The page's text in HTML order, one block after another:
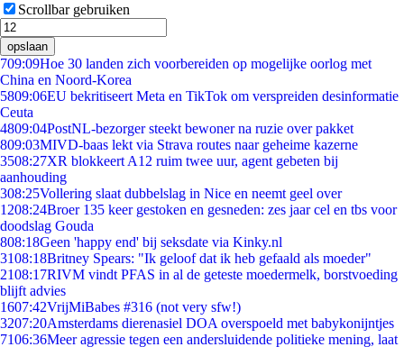
Scrollbar gebruiken
opslaan
709:09Hoe 30 landen zich voorbereiden op mogelijke oorlog met
China en Noord-Korea
5809:06EU bekritiseert Meta en TikTok om verspreiden desinformatie
Ceuta
4809:04PostNL-bezorger steekt bewoner na ruzie over pakket
809:03MIVD-baas lekt via Strava routes naar geheime kazerne
3508:27XR blokkeert A12 ruim twee uur, agent gebeten bij
aanhouding
308:25Vollering slaat dubbelslag in Nice en neemt geel over
1208:24Broer 135 keer gestoken en gesneden: zes jaar cel en tbs voor
doodslag Gouda
808:18Geen 'happy end' bij seksdate via Kinky.nl
3108:18Britney Spears: "Ik geloof dat ik heb gefaald als moeder"
2108:17RIVM vindt PFAS in al de geteste moedermelk, borstvoeding
blijft advies
1607:42VrijMiBabes #316 (not very sfw!)
3207:20Amsterdams dierenasiel DOA overspoeld met babykonijntjes
7106:36Meer agressie tegen een andersluidende politieke mening, laat